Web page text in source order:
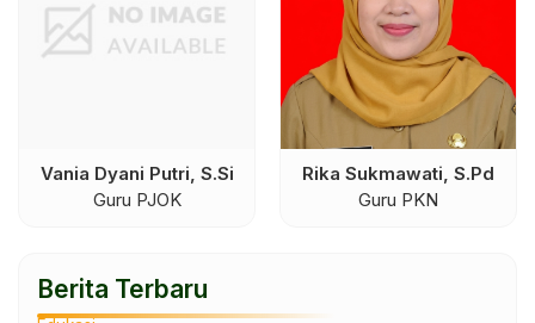
Vania Dyani Putri, S.Si
Guru PJOK
Rika Sukmawati, S.Pd
Guru PKN
Berita Terbaru